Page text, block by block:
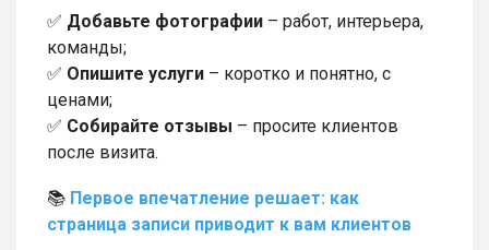
✅ Добавьте фотографии – работ, интерьера,
команды;
✅ Опишите услуги – коротко и понятно, с
ценами;
✅ Собирайте отзывы – просите клиентов
после визита.
📚 Первое впечатление решает: как
страница записи приводит к вам клиентов